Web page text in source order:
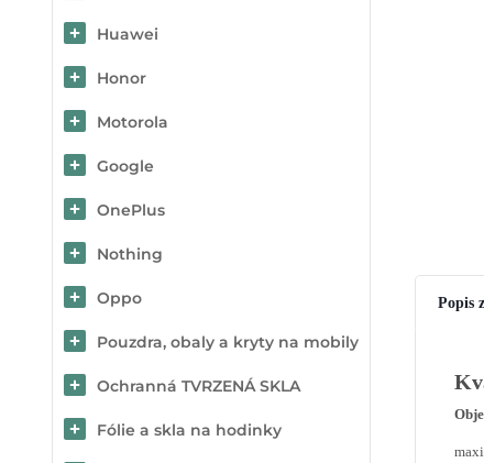
Huawei
Honor
Motorola
Google
OnePlus
Nothing
Oppo
Pouzdra, obaly a kryty na mobily
Ochranná TVRZENÁ SKLA
Fólie a skla na hodinky
Popis